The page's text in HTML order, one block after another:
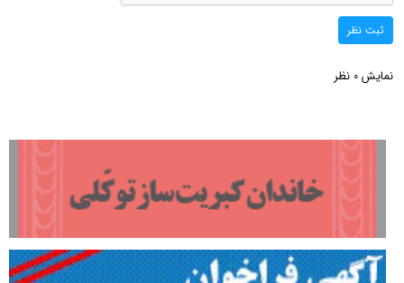
ثبت نظر
نمایش 0 نظر